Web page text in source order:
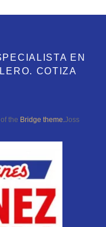
EN
COTIZA
the Bridge theme. Joss